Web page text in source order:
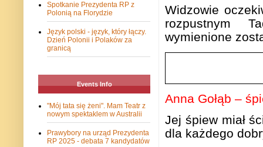
Widzowie
rozpustnym
wymienione
Anna Gołąb – ś
Jej śpiew miałś
dla każdego
Spotkanie Prezydenta RP z
Polonią na Florydzie
Język polski - język, który łączy.
Dzień Polonii i Polaków za
granicą
Events Info
"Mój tata się żeni". Mam Teatr z
nowym spektaklem w Australii
Prawybory na urząd Prezydenta
RP 2025 - debata 7 kandydatów